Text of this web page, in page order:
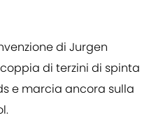
di Jurgen
di terzini di spinta
e marcia ancora sulla